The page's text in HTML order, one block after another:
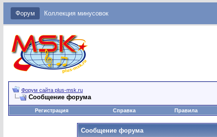
Форум Коллекция минусовок
Форум сайта plus-msk.ru
Сообщение форума
Регистрация Справка Правила
Сообщение форума